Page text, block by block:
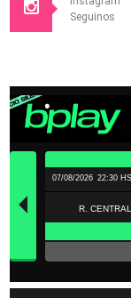
Seguinos